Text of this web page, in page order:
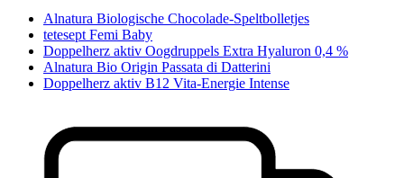
Alnatura Biologische Chocolade-Speltbolletjes
tetesept Femi Baby
Doppelherz aktiv Oogdruppels Extra Hyaluron 0,4 %
Alnatura Bio Origin Passata di Datterini
Doppelherz aktiv B12 Vita-Energie Intense